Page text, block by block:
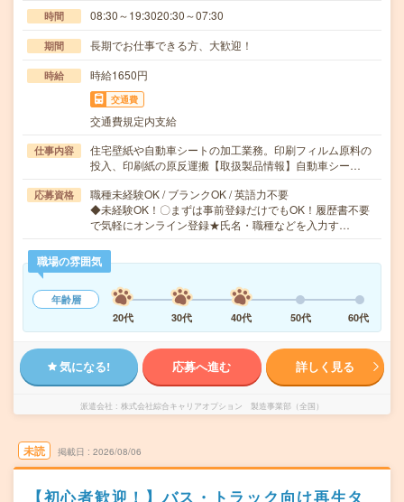
時間 08:30～19:3020:30～07:30
期間 長期でお仕事できる方、大歓迎！
時給 時給1650円
交通費
交通費規定内支給
仕事内容
住宅壁紙や自動車シートの加工業務。印刷フィルム原料の
投入、印刷紙の原反運搬【取扱製品情報】自動車シー…
応募資格
職種未経験OK / ブランクOK / 英語力不要
◆未経験OK！〇まずは事前登録だけでもOK！履歴書不要
で気軽にオンライン登録★氏名・職種などを入力す…
職場の雰囲気
年齢層
20代
30代 40代 50代 60代
気になる! 応募へ進む 詳しく見る
派遣会社 株式会社綜合キャリアオプション 製造事業部（全国）
未読 掲載日 2026/08/06
【初心者歓迎！】バス・トラック向け再生タ